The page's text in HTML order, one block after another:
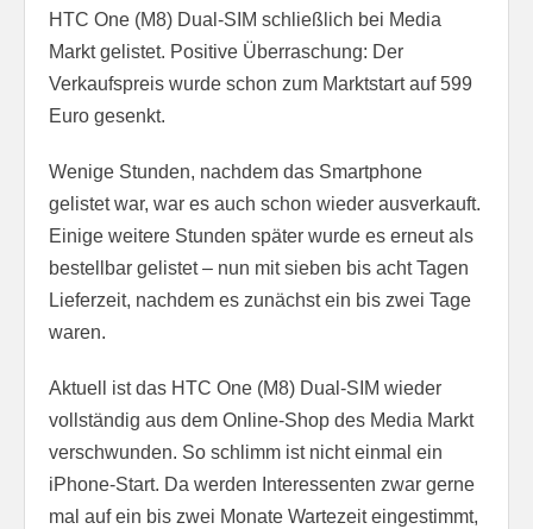
HTC One (M8) Dual-SIM schließlich bei Media
Markt gelistet. Positive Überraschung: Der
Verkaufspreis wurde schon zum Marktstart auf 599
Euro gesenkt.
Wenige Stunden, nachdem das Smartphone
gelistet war, war es auch schon wieder ausverkauft.
Einige weitere Stunden später wurde es erneut als
bestellbar gelistet – nun mit sieben bis acht Tagen
Lieferzeit, nachdem es zunächst ein bis zwei Tage
waren.
Aktuell ist das HTC One (M8) Dual-SIM wieder
vollständig aus dem Online-Shop des Media Markt
verschwunden. So schlimm ist nicht einmal ein
iPhone-Start. Da werden Interessenten zwar gerne
mal auf ein bis zwei Monate Wartezeit eingestimmt,